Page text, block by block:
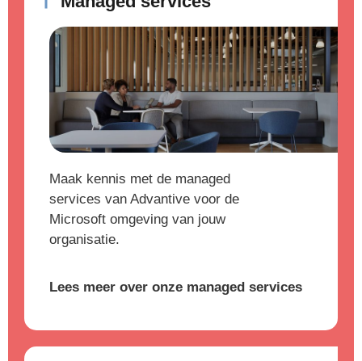
Maak kennis met de managed
services van Advantive voor de
Microsoft omgeving van jouw
organisatie.
Lees meer over onze managed services